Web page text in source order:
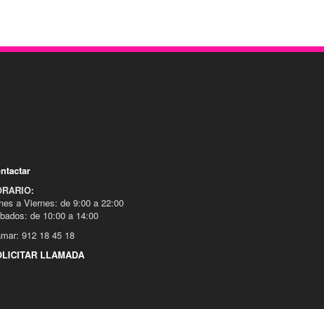
a Viernes: de 9:00 a 22:00
de 10:00 a 14:00
912 18 45 18
LLAMADA